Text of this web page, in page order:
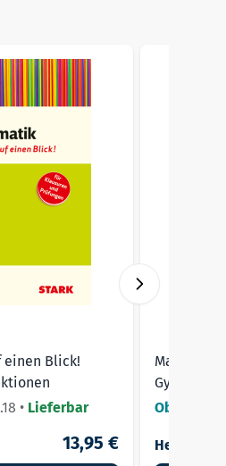
einen Blick!
• Lieferbar
13,95 €
Oberstufe
Heft